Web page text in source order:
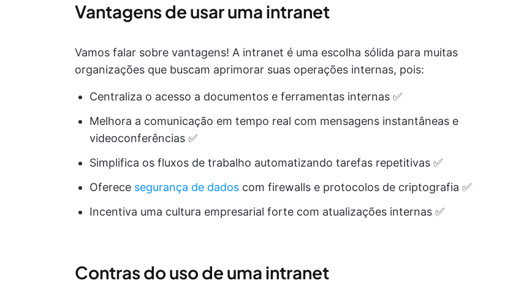
Vantagens de usar uma intranet
Vamos falar sobre vantagens! A intranet é uma escolha sólida para muitas
organizações que buscam aprimorar suas operações internas, pois:
Centraliza o acesso a documentos e ferramentas internas ✅
Melhora a comunicação em tempo real com mensagens instantâneas e
videoconferências ✅
Simplifica os fluxos de trabalho automatizando tarefas repetitivas ✅
Oferece segurança de dados com firewalls e protocolos de criptografia ✅
Incentiva uma cultura empresarial forte com atualizações internas ✅
Contras do uso de uma intranet